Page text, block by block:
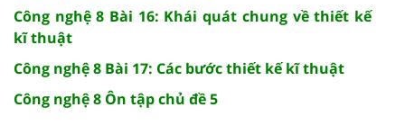
Công nghệ 8 Bài 16: Khái quát chung về thiết kế
kĩ thuật
Công nghệ 8 Bài 17: Các bước thiết kế kĩ thuật
Công nghệ 8 Ôn tập chủ đề 5